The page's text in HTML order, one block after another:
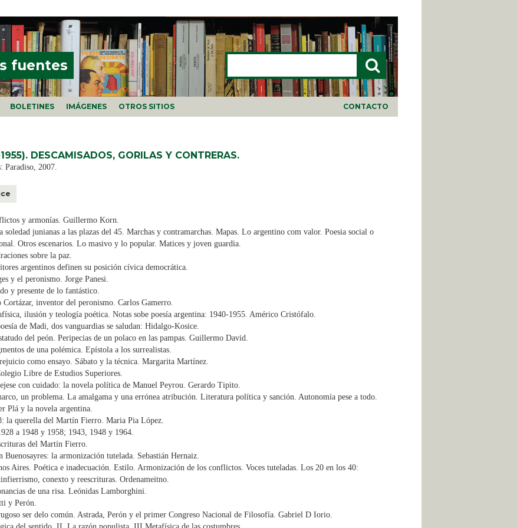
fuentes
Buscar
BOLETINES IMÁGENES OTROS SITIOS CONTACTO
DESCAMISADOS, GORILAS Y CONTRERAS.
Paradiso, 2007.
y armonías. Guillermo Korn.
soledad junianas a las plazas del 45. Marchas y contramarchas. Mapas. Lo argentino com valor. Poesia social o
Otros escenarios. Lo masivo y lo popular. Matices y joven guardia.
sobre la paz.
argentinos definen su posición cívica democrática.
y el peronismo. Jorge Panesi.
y presente de lo fantástico.
Cortázar, inventor del peronismo. Carlos Gamerro.
ilusión y teología poética. Notas sobe poesía argentina: 1940-1955. Américo Cristófalo.
de Madi, dos vanguardias se saludan: Hidalgo-Kosice.
del peón. Peripecias de un polaco en las pampas. Guillermo David.
de una polémica. Epístola a los surrealistas.
como ensayo. Sábato y la técnica. Margarita Martínez.
Libre de Estudios Superiores.
con cuidado: la novela política de Manuel Peyrou. Gerardo Tipito.
un problema. La amalgama y una errónea atribución. Literatura política y sanción. Autonomía pese a todo.
Plá y la novela argentina.
la querella del Martín Fierro. Maria Pia López.
a 1948 y 1958; 1943, 1948 y 1964.
del Martín Fierro.
Buenosayres: la armonización tutelada. Sebastián Hernaiz.
Aires. Poética e inadecuación. Estilo. Armonización de los conflictos. Voces tuteladas. Los 20 en los 40:
conexto y reescrituras. Ordenameitno.
de una risa. Leónidas Lamborghini.
y Perón.
ser delo común. Astrada, Perón y el primer Congreso Nacional de Filosofía. Gabriel D Iorio.